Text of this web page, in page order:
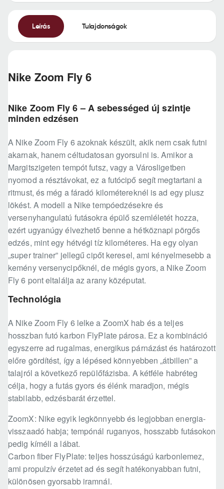
Leírás Tulajdonságok
Nike Zoom Fly 6
Nike Zoom Fly 6 – A sebességed új szintje
minden edzésen
A Nike Zoom Fly 6 azoknak készült, akik nem csak futni
akarnak, hanem céltudatosan gyorsulni is. Amikor a
Margitszigeten tempót futsz, vagy a Városligetben
nyomod a résztávokat, ez a futócipő segít megtartani a
ritmust, és még a fáradó kilométereknél is ad egy plusz
lökést. A modell a Nike tempóedzésekre és
versenyhangulatú futásokra épülő szemléletét hozza,
ezért ugyanúgy élvezhető benne a hétköznapi pörgős
edzés, mint egy hétvégi tíz kilométeres. Ha egy olyan
„super trainer” jellegű cipőt keresel, ami kényelmesebb a
kemény versenycipőknél, de mégis gyors, a Nike Zoom
Fly 6 pont eltalálja az arany középutat.
Technológia
A Nike Zoom Fly 6 lelke a ZoomX hab és a teljes
hosszban futó karbon FlyPlate párosa. Ez a kombináció
egyszerre ad rugalmas, energikus párnázást és határozott
előre gördítést, így a lépésed könnyebben „átbillen” a
talajról a következő repülőfázisba. A kétféle habréteg
célja, hogy a futás gyors és élénk maradjon, mégis
stabilabb, edzésbarát érzettel.
ZoomX: Nike egyik legkönnyebb és legjobban energia-
visszaadó habja; tempónál ruganyos, hosszabb futásokon
pedig kíméli a lábat.
Carbon fiber FlyPlate: teljes hosszúságú karbonlemez,
ami propulzív érzetet ad és segít hatékonyabban futni,
különösen gyorsabb iramnál.